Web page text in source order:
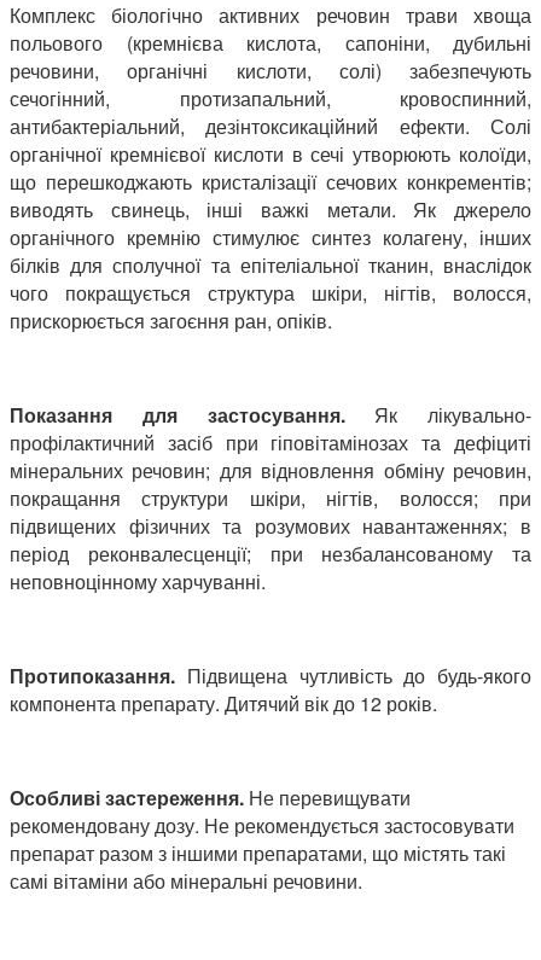
Комплекс біологічно активних речовин трави хвоща
польового (кремнієва кислота, сапоніни, дубильні
речовини, органічні кислоти, солі) забезпечують
сечогінний, протизапальний, кровоспинний,
антибактеріальний, дезінтоксикаційний ефекти. Солі
органічної кремнієвої кислоти в сечі утворюють колоїди,
що перешкоджають кристалізації сечових конкрементів;
виводять свинець, інші важкі метали. Як джерело
органічного кремнію стимулює синтез колагену, інших
білків для сполучної та епітеліальної тканин, внаслідок
чого покращується структура шкіри, нігтів, волосся,
прискорюється загоєння ран, опіків.
Показання для застосування.Як лікувально-
профілактичний засіб при гіповітамінозах та дефіциті
мінеральних речовин; для відновлення обміну речовин,
покращання структури шкіри, нігтів, волосся; при
підвищених фізичних та розумових навантаженнях; в
період реконвалесценції; при незбалансованому та
неповноцінному харчуванні.
Протипоказання. Підвищена чутливість до будь-якого
компонента препарату. Дитячий вік до 12 років.
Особливі застереження. Не перевищувати
рекомендовану дозу. Не рекомендується застосовувати
препарат разом з іншими препаратами, що містять такі
самі вітаміни або мінеральні речовини.